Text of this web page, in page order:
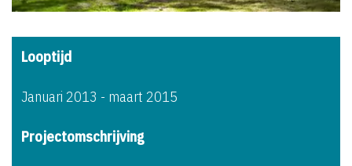
Looptijd
Januari 2013 - maart 2015
Projectomschrijving